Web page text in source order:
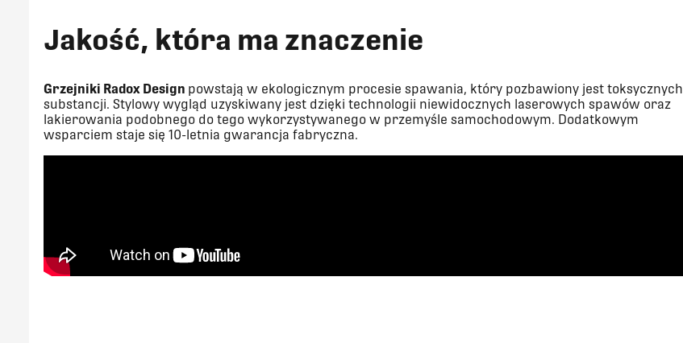
Jakość, która ma znaczenie
Grzejniki Radox Design powstają w ekologicznym procesie spawania, który pozbawiony jest toksycznych
substancji. Stylowy wygląd uzyskiwany jest dzięki technologii niewidocznych laserowych spawów oraz
lakierowania podobnego do tego wykorzystywanego w przemyśle samochodowym. Dodatkowym
wsparciem staje się 10-letnia gwarancja fabryczna.